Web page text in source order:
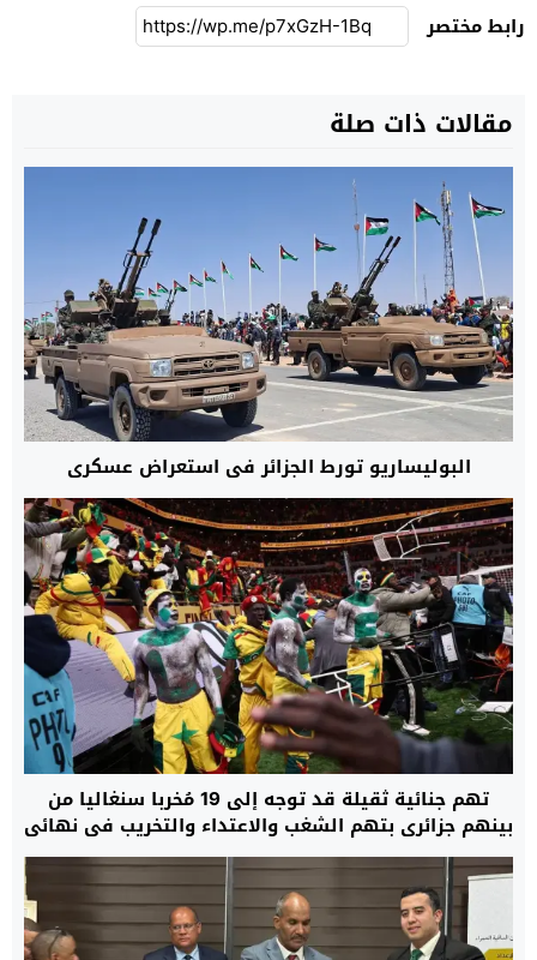
رابط مختصر
مقالات ذات صلة
البوليساريو تورط الجزائر في استعراض عسكري
تهم جنائية ثقيلة قد توجه إلى 19 مُخربا سنغاليا من
بينهم جزائري بتهم الشغب والاعتداء والتخريب في نهائي
“الكان”